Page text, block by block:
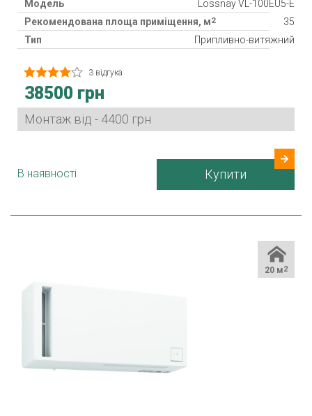
Модель
Lossnay VL-100EU5-E
Рекомендована площа приміщення, м2
35
Тип
Припливно-витяжний
Споживана потужність
Гарантія
Країна виробник
3 відгука
38500 грн
Монтаж від - 4400 грн
В наявності Купити
20 м2